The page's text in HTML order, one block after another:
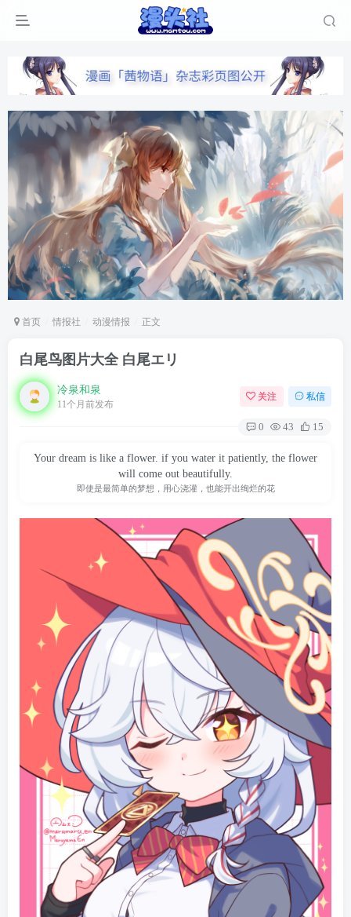
首页 情报社 动漫情报 正文
白尾鸟图片大全 白尾エリ
冷泉和泉
11个月前发布
关注 私信
0 43 15
Your dream is like a flower. if you water it patiently, the flower
will come out beautifully.
即使是最简单的梦想，用心浇灌，也能开出绚烂的花